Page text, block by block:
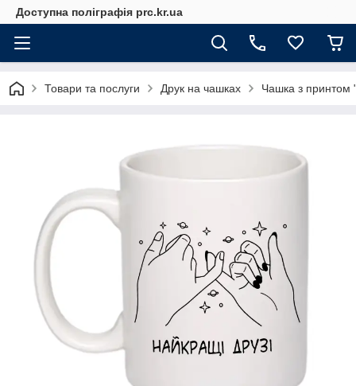
Доступна поліграфія prc.kr.ua
Товари та послуги Друк на чашках Чашка з принтом